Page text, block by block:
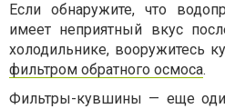
Если обнаружите, что
имеет неприятный вкус
холодильнике, вооружитесь
фильтром обратного осмоса.
Фильтры-кувшины — еще